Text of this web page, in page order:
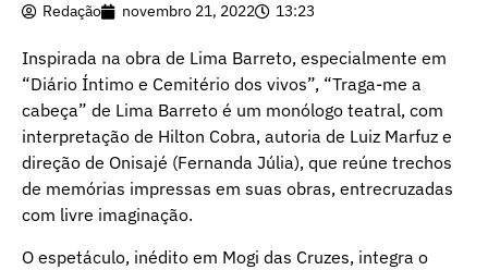
Redação novembro 21, 2022 13:23
Inspirada na obra de Lima Barreto, especialmente em
“Diário Íntimo e Cemitério dos vivos”, “Traga-me a
cabeça” de Lima Barreto é um monólogo teatral, com
interpretação de Hilton Cobra, autoria de Luiz Marfuz e
direção de Onisajé (Fernanda Júlia), que reúne trechos
de memórias impressas em suas obras, entrecruzadas
com livre imaginação.
O espetáculo, inédito em Mogi das Cruzes, integra o